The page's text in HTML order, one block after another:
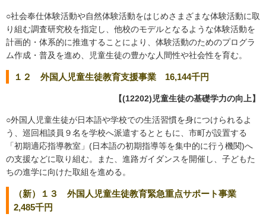
○社会奉仕体験活動や自然体験活動をはじめさまざまな体験活動に取
り組む調査研究校を指定し、他校のモデルとなるような体験活動を
計画的・体系的に推進することにより、体験活動のためのプログラ
ム作成・普及を進め、児童生徒の豊かな人間性や社会性を育む。
１２ 外国人児童生徒教育支援事業 16,144千円
【(12202)児童生徒の基礎学力の向上】
○外国人児童生徒が日本語や学校での生活習慣を身につけられるよ
う、巡回相談員９名を学校へ派遣するとともに、市町が設置する
「初期適応指導教室」(日本語の初期指導等を集中的に行う機関)へ
の支援などに取り組む。また、進路ガイダンスを開催し、子どもた
ちの進学に向けた取組を進める。
（新）１３ 外国人児童生徒教育緊急重点サポート事業
2,485千円